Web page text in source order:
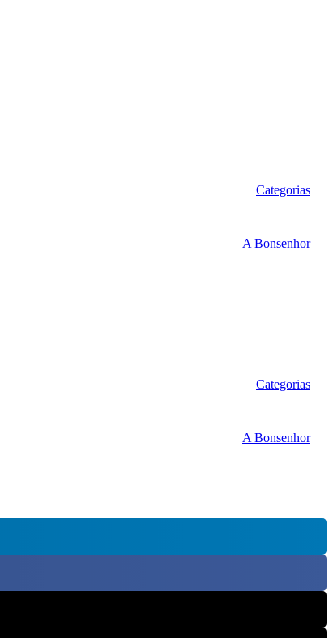
Categorias
A Bonsenhor
Categorias
A Bonsenhor